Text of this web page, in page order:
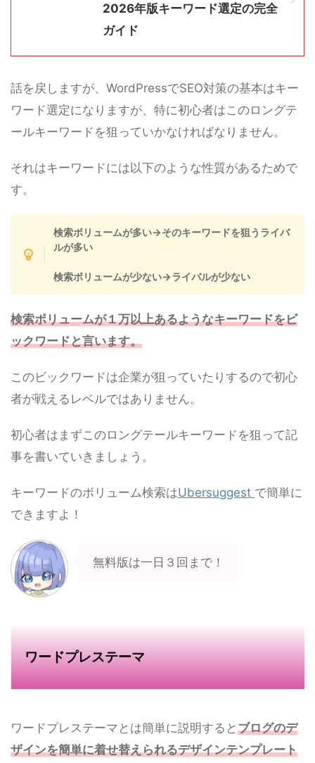
2026年版キーワード選定の完全
ガイド
話を戻しますが、WordPressでSEO対策の基本はキー
ワード選定になりますが、特に初心者はこのロングテ
ールキーワードを狙っていかなければなりません。
それはキーワードには以下のような性質があるためで
す。
検索ボリュームが多い→そのキーワードを狙うライバ
ルが多い
検索ボリュームが少ない→ライバルが少ない
検索ボリュームが１万以上あるようなキーワードをビ
ックワードと言います。
このビックワードは企業が狙っていたりするので初心
者が戦えるレベルではありません。
初心者はまずこのロングテールキーワードを狙って記
事を書いていきましょう。
キーワードのボリューム検索はUbersuggest で簡単に
できますよ！
無料版は一日３回まで！
ワードプレステーマ
ワードプレステーマとは簡単に説明すると ブログのデ
ザインを簡単に着せ替えられるデザインテンプレート